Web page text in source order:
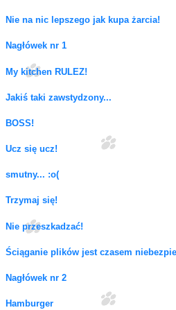
Nie na nic lepszego jak kupa żarcia!
Nagłówek nr 1
My kitchen RULEZ!
Jakiś taki zawstydzony...
BOSS!
Ucz się ucz!
smutny... :o(
Trzymaj się!
Nie przeszkadzać!
Ściąganie plików jest czasem
Nagłówek nr 2
Hamburger